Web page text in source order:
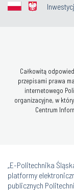
Całkowitą
przepisami prawa
internetowego
organizacyjne, w
Centrum
„E-Politechnika
platformy
publicznych